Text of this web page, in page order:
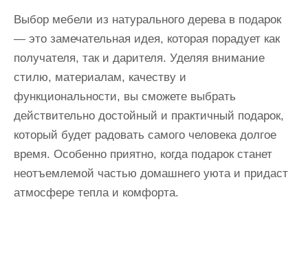
Выбор мебели из натурального дерева в подарок
— это замечательная идея, которая порадует как
получателя, так и дарителя. Уделяя внимание
стилю, материалам, качеству и
функциональности, вы сможете выбрать
действительно достойный и практичный подарок,
который будет радовать самого человека долгое
время. Особенно приятно, когда подарок станет
неотъемлемой частью домашнего уюта и придаст
атмосфере тепла и комфорта.